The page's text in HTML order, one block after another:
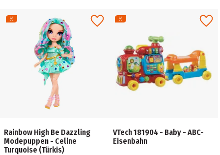
Rainbow High Be Dazzling
Modepuppen - Celine
Turquoise (Türkis)
VTech 181904 - Baby - ABC-
Eisenbahn